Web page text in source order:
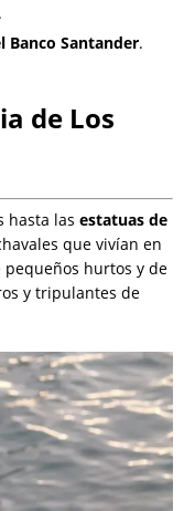
Banco Santander.
de Los
hasta las estatuas de
que vivían en
hurtos y de
y tripulantes de